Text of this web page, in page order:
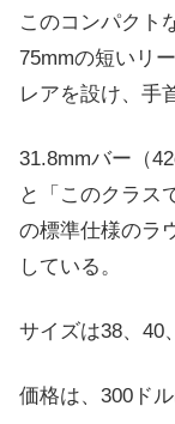
このコンパクト
75mmの短いリ
レアを設け、手
31.8mmバー（
と「このクラス
の標準仕様のラ
している。
サイズは38、40
価格は、300ドル